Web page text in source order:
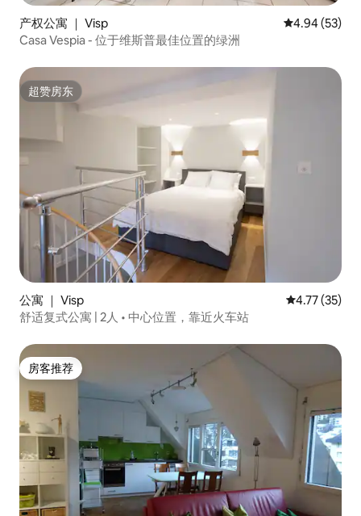
产权公寓 ｜ Visp 平均评分
4.94 (53)
Casa Vespia - 位于维斯普最佳位置的绿洲
超赞房东
超赞房东
公寓 ｜ Visp 平均评分
4.77 (35)
舒适复式公寓 | 2人 • 中心位置，靠近火车站
房客推荐
房客推荐